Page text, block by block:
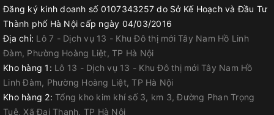
Đăng ký kinh doanh số 0107343257 do Sở Kế Hoạch và Đầu Tư
Thành phố Hà Nội cấp ngày 04/03/2016
Địa chỉ: Lô 7 - Dịch vụ 13 - Khu Đô thị mới Tây Nam Hồ Linh
Đàm, Phường Hoàng Liệt, TP Hà Nội
Kho hàng 1: Lô 13 - Dịch vụ 13 - Khu Đô thị mới Tây Nam Hồ
Linh Đàm, Phường Hoàng Liệt, TP Hà Nội
Kho hàng 2: Tổng kho kim khí số 3, km 3, Đường Phan Trọng
Tuệ, Xã Đại Thanh, TP Hà Nội